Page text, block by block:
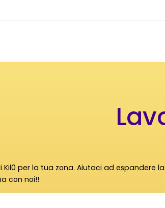
per la tua zona. Aiutaci ad espandere
con noi!!